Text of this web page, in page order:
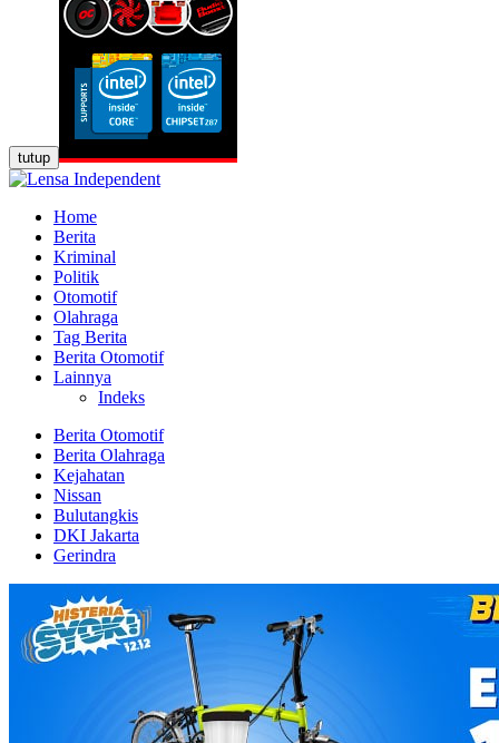
tutup
Home
Berita
Kriminal
Politik
Otomotif
Olahraga
Tag Berita
Berita Otomotif
Lainnya
Indeks
Berita Otomotif
Berita Olahraga
Kejahatan
Nissan
Bulutangkis
DKI Jakarta
Gerindra